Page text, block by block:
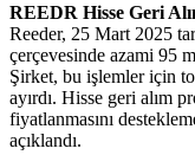
REEDR Hisse Geri
Reeder, 25 Mart 2025
çerçevesinde azami 95
Şirket, bu işlemler için
ayırdı. Hisse geri alım
fiyatlanmasını
açıklandı.